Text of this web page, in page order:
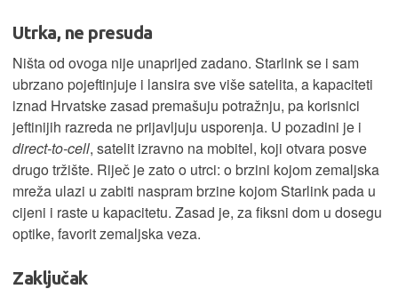
Utrka, ne presuda
Ništa od ovoga nije unaprijed zadano. Starlink se i sam
ubrzano pojeftinjuje i lansira sve više satelita, a kapaciteti
iznad Hrvatske zasad premašuju potražnju, pa korisnici
jeftinijih razreda ne prijavljuju usporenja. U pozadini je i
direct-to-cell, satelit izravno na mobitel, koji otvara posve
drugo tržište. Riječ je zato o utrci: o brzini kojom zemaljska
mreža ulazi u zabiti naspram brzine kojom Starlink pada u
cijeni i raste u kapacitetu. Zasad je, za fiksni dom u dosegu
optike, favorit zemaljska veza.
Zaključak